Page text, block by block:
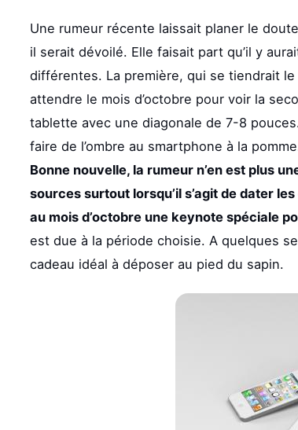
Une rumeur récente laissait planer le doute
il serait dévoilé. Elle faisait part qu’il y
différentes. La première, qui se tiendrait
attendre le mois d’octobre pour voir la
tablette avec une diagonale de 7-8
faire de l’ombre au smartphone à la
Bonne nouvelle, la rumeur n’en est plus
sources surtout lorsqu’il s’agit de dater
au mois d’octobre une keynote spéciale
est due à la période choisie. A quelques
cadeau idéal à déposer au pied du sapin.